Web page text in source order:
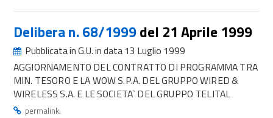
Delibera n. 68/1999del 21 Aprile 1999
Pubblicata in G.U. in data 13 Luglio 1999
AGGIORNAMENTO DEL CONTRATTO DI PROGRAMMA TRA
MIN. TESORO E LA WOW S.P.A. DEL GRUPPO WIRED &
WIRELESS S.A. E LE SOCIETA` DEL GRUPPO TELITAL
permalink.